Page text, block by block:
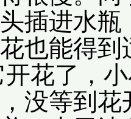
插进水
也能得
花了，
没等到